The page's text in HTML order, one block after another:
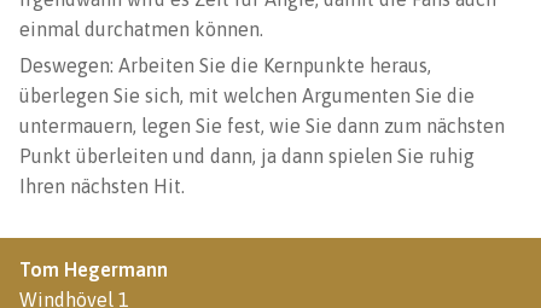
einmal durchatmen können.
Deswegen: Arbeiten Sie die Kernpunkte heraus,
überlegen Sie sich, mit welchen Argumenten Sie die
untermauern, legen Sie fest, wie Sie dann zum nächsten
Punkt überleiten und dann, ja dann spielen Sie ruhig
Ihren nächsten Hit.
Tom Hegermann
Windhövel 1